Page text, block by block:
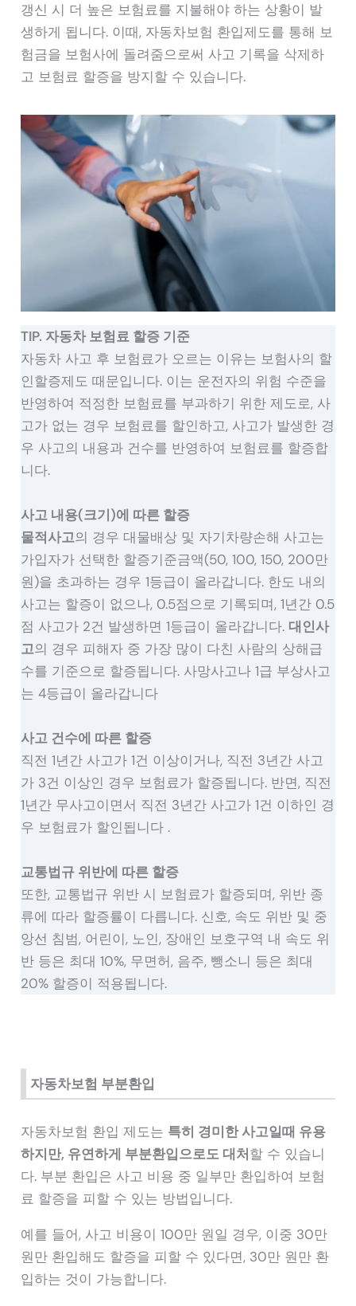
갱신 시 더 높은 보험료를 지불해야 하는 상황이 발
생하게 됩니다. 이때, 자동차보험 환입제도를 통해 보
험금을 보험사에 돌려줌으로써 사고 기록을 삭제하
고 보험료 할증을 방지할 수 있습니다.
TIP. 자동차 보험료 할증 기준
자동차 사고 후 보험료가 오르는 이유는 보험사의 할
인할증제도 때문입니다. 이는 운전자의 위험 수준을
반영하여 적정한 보험료를 부과하기 위한 제도로, 사
고가 없는 경우 보험료를 할인하고, 사고가 발생한 경
우 사고의 내용과 건수를 반영하여 보험료를 할증합
니다.
사고 내용(크기)에 따른 할증
물적사고의 경우 대물배상 및 자기차량손해 사고는
가입자가 선택한 할증기준금액(50, 100, 150, 200만
원)을 초과하는 경우 1등급이 올라갑니다. 한도 내의
사고는 할증이 없으나, 0.5점으로 기록되며, 1년간 0.5
점 사고가 2건 발생하면 1등급이 올라갑니다. 대인사
고의 경우 피해자 중 가장 많이 다친 사람의 상해급
수를 기준으로 할증됩니다. 사망사고나 1급 부상사고
는 4등급이 올라갑니다​
사고 건수에 따른 할증
직전 1년간 사고가 1건 이상이거나, 직전 3년간 사고
가 3건 이상인 경우 보험료가 할증됩니다. 반면, 직전
1년간 무사고이면서 직전 3년간 사고가 1건 이하인 경
우 보험료가 할인됩니다​ .
교통법규 위반에 따른 할증
또한, 교통법규 위반 시 보험료가 할증되며, 위반 종
류에 따라 할증률이 다릅니다. 신호, 속도 위반 및 중
앙선 침범, 어린이, 노인, 장애인 보호구역 내 속도 위
반 등은 최대 10%, 무면허, 음주, 뺑소니 등은 최대
20% 할증이 적용됩니다.
자동차보험 부분환입
자동차보험 환입 제도는 특히 경미한 사고일때 유용
하지만, 유연하게 부분환입으로도 대처할 수 있습니
다. 부분 환입은 사고 비용 중 일부만 환입하여 보험
료 할증을 피할 수 있는 방법입니다.
예를 들어, 사고 비용이 100만 원일 경우, 이중 30만
원만 환입해도 할증을 피할 수 있다면, 30만 원만 환
입하는 것이 가능합니다.